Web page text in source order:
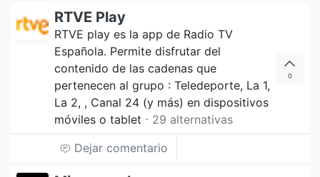
RTVE Play
RTVE play es la app de Radio TV
Española. Permite disfrutar del
contenido de las cadenas que
pertenecen al grupo : Teledeporte, La 1,
La 2, , Canal 24 (y más) en dispositivos
móviles o tablet ⋅ 29 alternativas
0
Dejar comentario